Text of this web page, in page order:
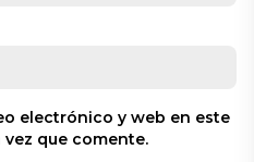
electrónico y web en este
que comente.